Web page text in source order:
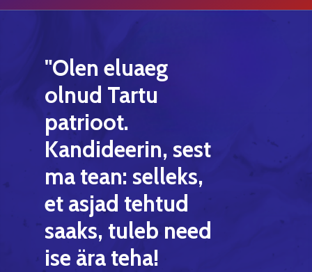
"Olen eluaeg
olnud Tartu
patrioot.
Kandideerin, sest
matean: selleks,
et asjad tehtud
saaks, tuleb need
ise ärateha!